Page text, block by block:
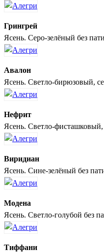
Грингрей
Ясень. Серо-зелёный без
Авалон
Ясень. Светло-бирюзовый,
Нефрит
Ясень. Светло-фисташковый,
Виридиан
Ясень. Сине-зелёный без
Модена
Ясень. Светло-голубой без
Тиффани